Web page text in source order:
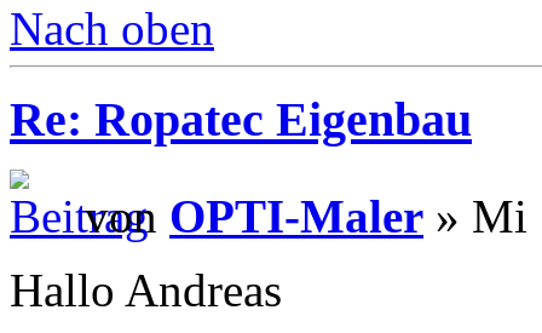
Nach oben
Re: Ropatec Eigenbau
von OPTI-Maler » Mi
Hallo Andreas